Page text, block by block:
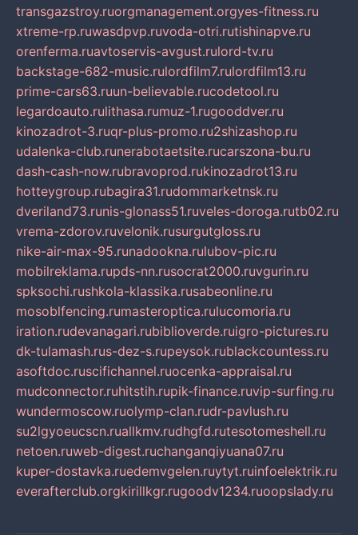
transgazstroy.ruorgmanagement.orgyes-fitness.ru
xtreme-rp.ruwasdpvp.ruvoda-otri.rutishinapve.ru
orenferma.ruavtoservis-avgust.rulord-tv.ru
backstage-682-music.rulordfilm7.rulordfilm13.ru
prime-cars63.ruun-believable.rucodetool.ru
legardoauto.rulithasa.rumuz-1.rugooddver.ru
kinozadrot-3.ruqr-plus-promo.ru2shizashop.ru
udalenka-club.runerabotaetsite.rucarszona-bu.ru
dash-cash-now.rubravoprod.rukinozadrot13.ru
hotteygroup.rubagira31.rudommarketnsk.ru
dveriland73.runis-glonass51.ruveles-doroga.rutb02.ru
vrema-zdorov.ruvelonik.rusurgutgloss.ru
nike-air-max-95.runadookna.rulubov-pic.ru
mobilreklama.rupds-nn.rusocrat2000.ruvgurin.ru
spksochi.rushkola-klassika.rusabeonline.ru
mosoblfencing.rumasteroptica.rulucomoria.ru
iration.rudevanagari.rubiblioverde.ruigro-pictures.ru
dk-tulamash.rus-dez-s.rupeysok.rublackcountess.ru
asoftdoc.ruscifichannel.ruocenka-appraisal.ru
mudconnector.ruhitstih.rupik-finance.ruvip-surfing.ru
wundermoscow.ruolymp-clan.rudr-pavlush.ru
su2lgyoeucscn.ruallkmv.rudhgfd.rutesotomeshell.ru
netoen.ruweb-digest.ruchanganqiyuana07.ru
kuper-dostavka.ruedemvgelen.ruytyt.ruinfoelektrik.ru
everafterclub.orgkirillkgr.rugoodv1234.ruoopslady.ru